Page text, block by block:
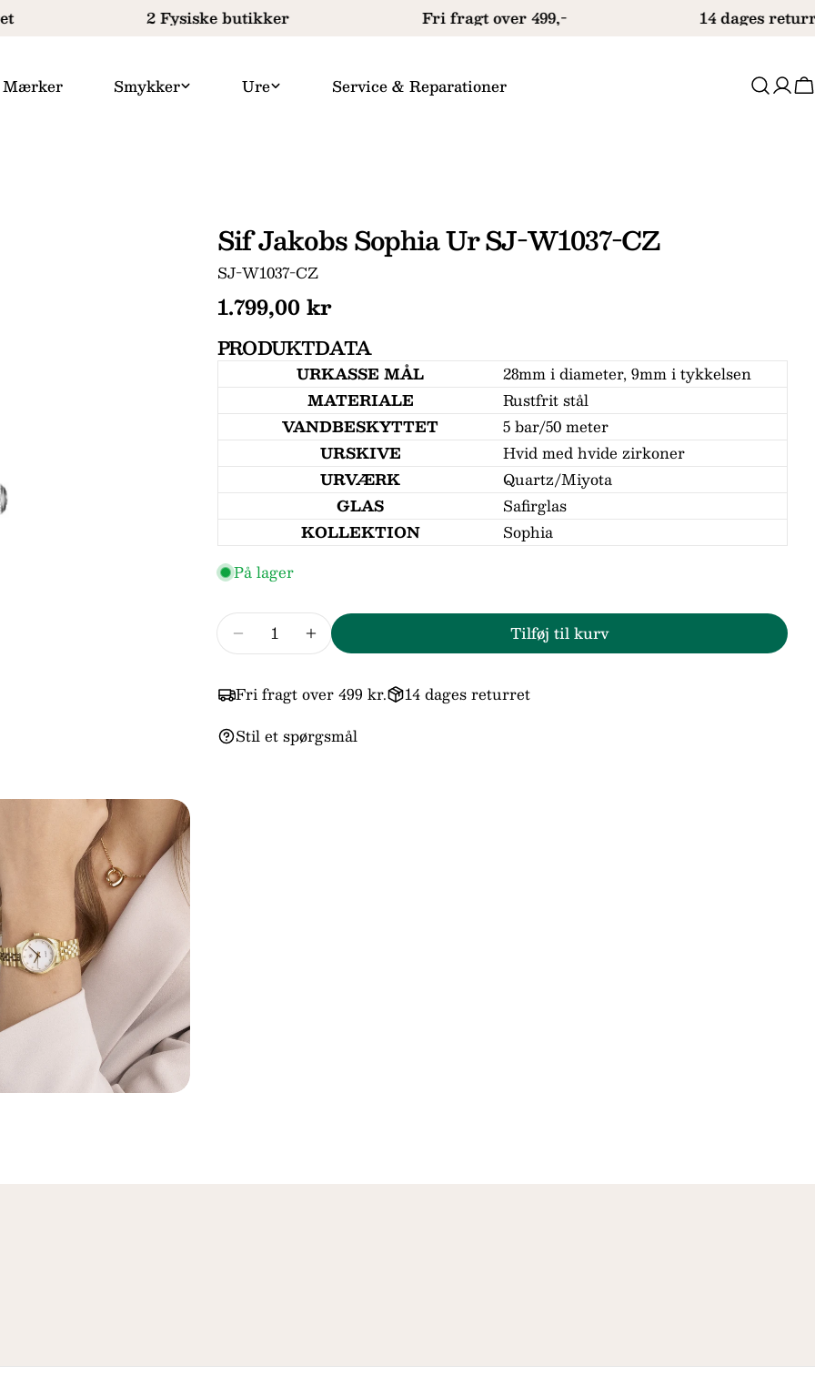
2 Fysiske butikker Fri fragt over 499,- 14 dages
Mærker Smykker Ure Service & Reparationer
Sif Jakobs Sophia Ur SJ-W1037-CZ
SKU:
SJ-W1037-CZ
Normal
pris
1.799,00 kr
PRODUKTDATA
URKASSE MÅL
28mm i diameter, 9mm i tykkelsen
MATERIALE
Rustfrit stål
VANDBESKYTTET
5 bar/50 meter
URSKIVE
Hvid med hvide zirkoner
URVÆRK
Quartz/Miyota
GLAS
Safirglas
KOLLEKTION
Sophia
På lager
Reducer mængden for Sif Jakobs Sophia Ur SJ-W1037-CZ
Forøg mængden for Sif Jakobs Sophia Ur SJ-W1037-CZ
Tilføj til kurv
Fri fragt over 499 kr.
14 dages returret
Stil et spørgsmål
Stil et spørgsmål
Dit
navn
besked